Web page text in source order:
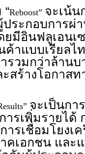
Reboost” จะเน้น
ประกอบการผ่
ยมีอินฟลูเอนเ
ค้าแบบเรียล
รวมกว่าล้านบ
สร้างโอกาส
จะเป็นกา
ารเพิ่มรายไ
ารเชื่อมโยงเ
คเอกชน แล